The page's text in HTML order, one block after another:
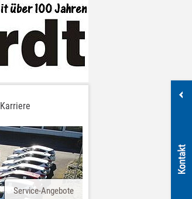
Karriere
Service-Angebote